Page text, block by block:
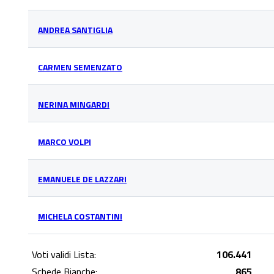
ANDREA SANTIGLIA
CARMEN SEMENZATO
NERINA MINGARDI
MARCO VOLPI
EMANUELE DE LAZZARI
MICHELA COSTANTINI
Voti validi Lista:
106.441